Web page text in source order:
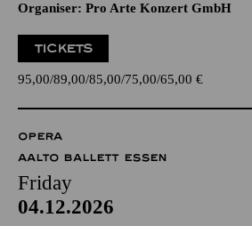
Organiser: Pro Arte Konzert GmbH
TICKETS
95,00 89,00 85,00 75,00 65,00 €
OPERA
AALTO BALLETT ESSEN
Friday
04.12.2026